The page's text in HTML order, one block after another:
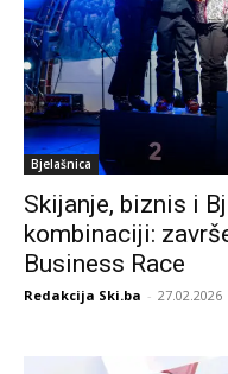
Bjelašnica
Skijanje, biznis i
kombinaciji:
Business Race
Redakcija Ski.ba - 27.02.2026